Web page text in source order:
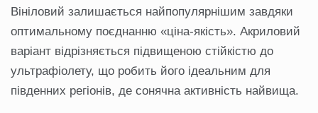
Вініловий залишається найпопулярнішим завдяки
оптимальному поєднанню «ціна-якість». Акриловий
варіант відрізняється підвищеною стійкістю до
ультрафіолету, що робить його ідеальним для
південних регіонів, де сонячна активність найвища.